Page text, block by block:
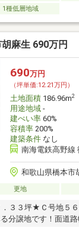
1種低層地域
麻生 690万円
690万円
（坪単価:12.21万円）
土地面積186.96m2
用途地域-
建ぺい率60%
容積率200%
建築条件なし
南海電鉄高野線
和歌山県橋本市
更地
３３坪★Ｃ号地５
分譲地です！面道路